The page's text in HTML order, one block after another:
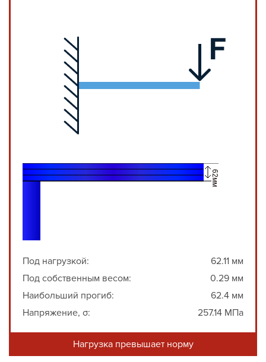
Под нагрузкой:
62.11 мм
Под собственным весом:
0.29 мм
Наибольший прогиб:
62.4 мм
Напряжение, σ:
257.14 МПа
Нагрузка превышает норму